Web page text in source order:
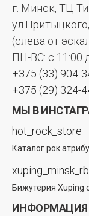
г. Минск, ТЦ
(слева от
ПН-ВС: с 11:00
+375 (33) 904-
+375 (29) 324-
МЫ В
hot_rock_store
Каталог рок
xuping_minsk_rb
Бижутерия Xuping
ИНФОРМАЦИЯ